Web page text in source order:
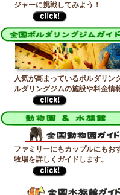
ジャーに挑戦してみよう！
人気が高まっているボルダリン
ルダリングジムの施設や料金情
ファミリーにもカップルにもお
牧場を詳しくガイドします。